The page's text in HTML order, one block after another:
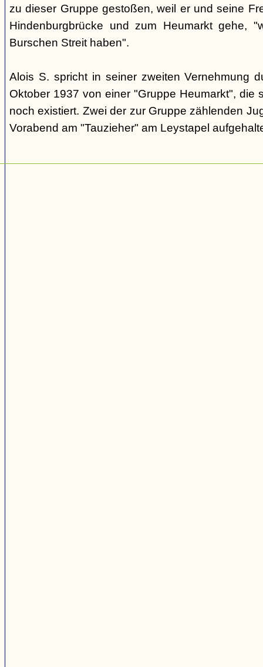
zu dieser Gruppe gestoßen, weil er und seine
Hindenburgbrücke und zum Heumarkt gehe,
Burschen Streit haben".
Alois S. spricht in seiner zweiten Vernehmung
Oktober 1937 von einer "Gruppe Heumarkt", die
noch existiert. Zwei der zur Gruppe zählenden
Vorabend am "Tauzieher" am Leystapel